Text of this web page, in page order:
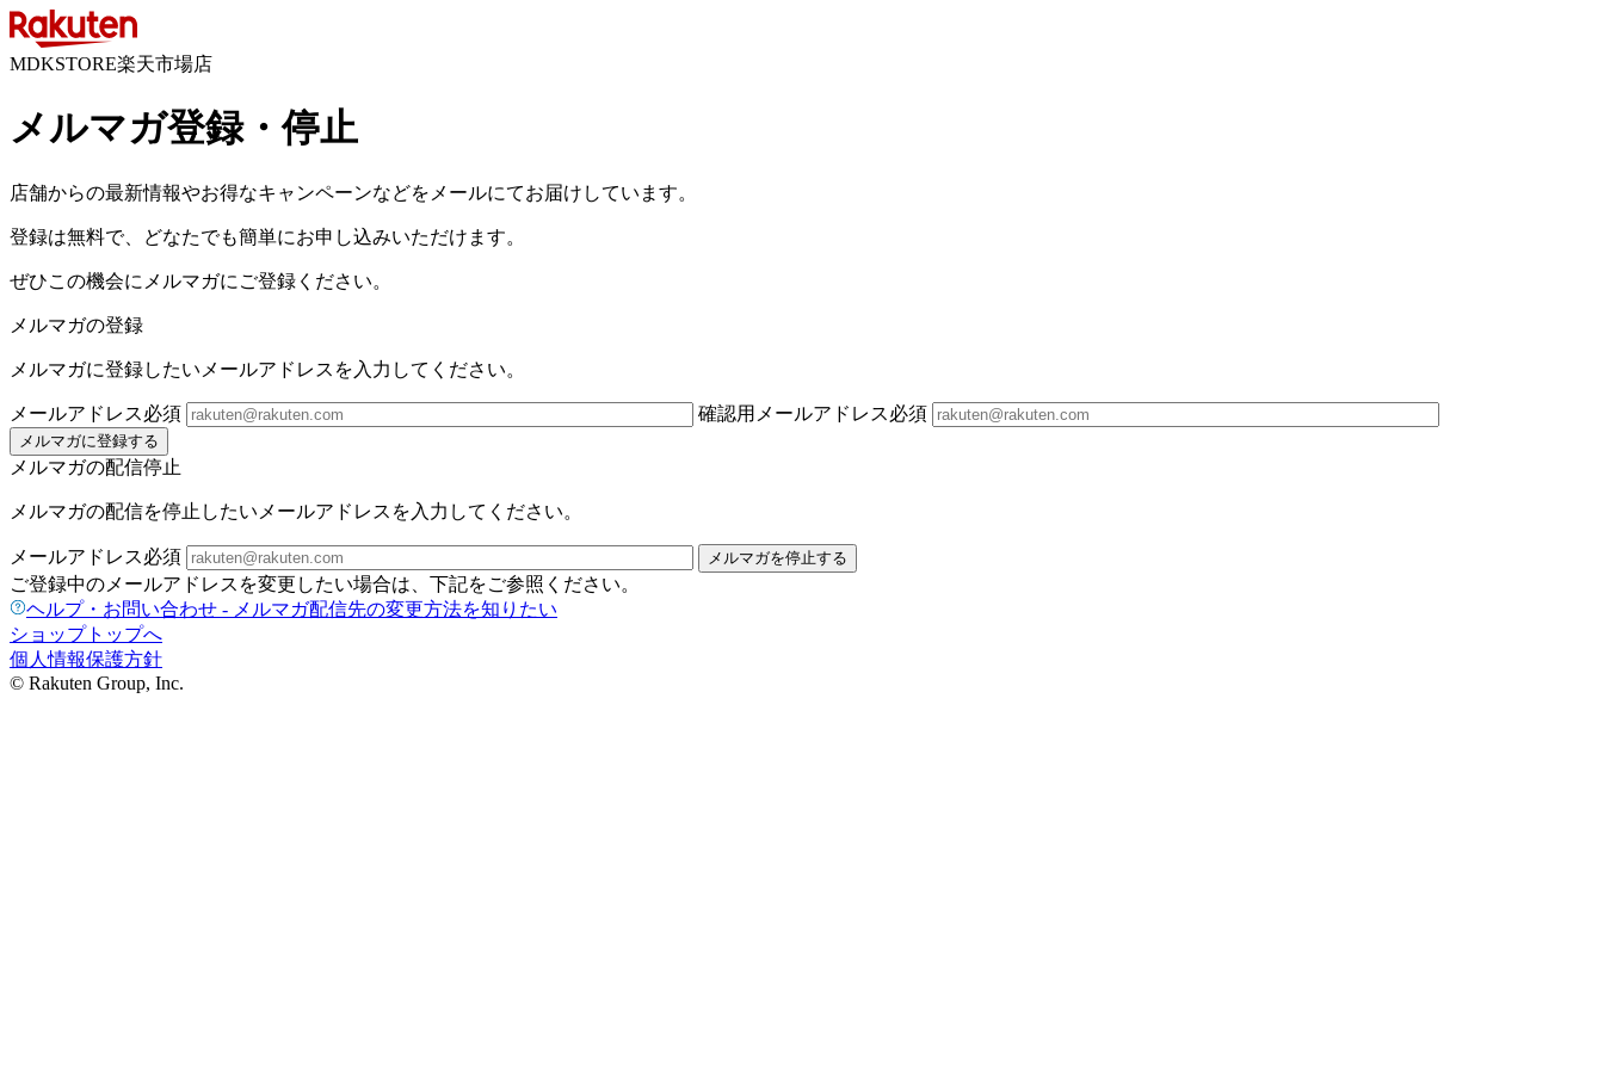
MDKSTORE楽天市場店
メルマガ登録・停止
店舗からの最新情報やお得なキャンペーンなどをメールにてお届けしています。
登録は無料で、どなたでも簡単にお申し込みいただけます。
ぜひこの機会にメルマガにご登録ください。
メルマガの登録
メルマガに登録したいメールアドレスを入力してください。
メールアドレス必須 確認用メールアドレス必須
メルマガに登録する
メルマガの配信停止
メルマガの配信を停止したいメールアドレスを入力してください。
メールアドレス必須 メルマガを停止する
ご登録中のメールアドレスを変更したい場合は、下記をご参照ください。
ヘルプ・お問い合わせ - メルマガ配信先の変更方法を知りたい
ショップトップへ
個人情報保護方針
© Rakuten Group, Inc.